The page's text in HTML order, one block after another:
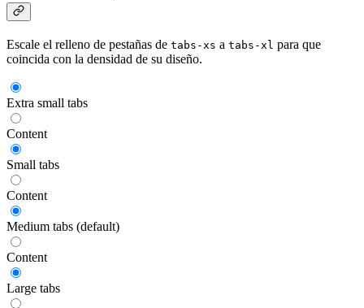
Escale el relleno de pestañas de tabs-xs a tabs-xl para que
coincida con la densidad de su diseño.
Extra small tabs
Content
Small tabs
Content
Medium tabs (default)
Content
Large tabs